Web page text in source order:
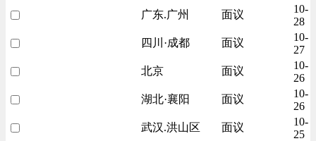
广东.广州
面议
10-
28
四川·成都
面议
10-
27
北京
面议
10-
26
湖北·襄阳
面议
10-
26
武汉.洪山区
面议
10-
25